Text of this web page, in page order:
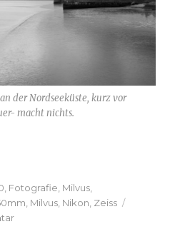
der Nordseeküste, kurz vor
macht nichts.
50mm und die Inselfrage“
Fotografie Milvus
Milvus Nikon Zeiss
zu